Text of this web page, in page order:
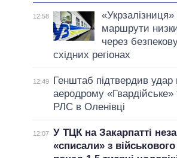
12:58
маршрути низки
через
східних регіонах
12:49
Генштаб підтвердив удар
аеродрому
РЛС в Оленівці
12:07 У ТЦК на Закарпатті
«списали» з